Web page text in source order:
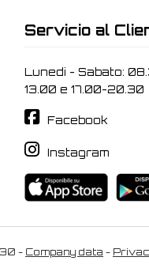
Servicio al
Lunedi - Sabato:
13.00 e 17.00-20.30
Facebook
Instagram
- Company data -